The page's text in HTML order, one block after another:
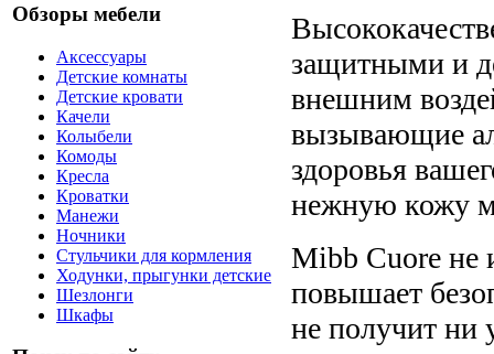
Обзоры мебели
Аксессуары
Детские комнаты
Детские кровати
Качели
Колыбели
Комоды
Кресла
Кроватки
Манежи
Ночники
Стульчики для кормления
Ходунки, прыгунки детские
Шезлонги
Шкафы
защитными и
внешним
вызывающие
здоровья
нежную кожу
Mibb Cuore не
повышает
не получит ни